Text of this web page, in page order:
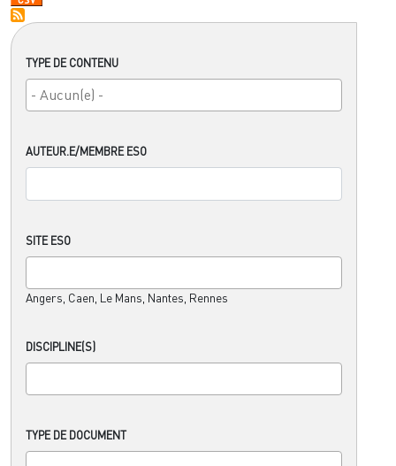
TYPE DE CONTENU
AUTEUR.E/MEMBRE ESO
SITE ESO
Angers, Caen, Le Mans, Nantes, Rennes
DISCIPLINE(S)
TYPE DE DOCUMENT